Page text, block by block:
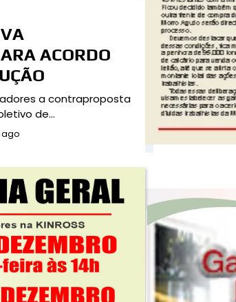
ACORDO
a contraproposta
de…
ago